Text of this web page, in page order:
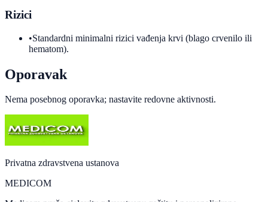
Rizici
•Standardni minimalni rizici vađenja krvi (blago crvenilo ili
hematom).
Oporavak
Nema posebnog oporavka; nastavite redovne aktivnosti.
Privatna zdravstvena ustanova
MEDICOM